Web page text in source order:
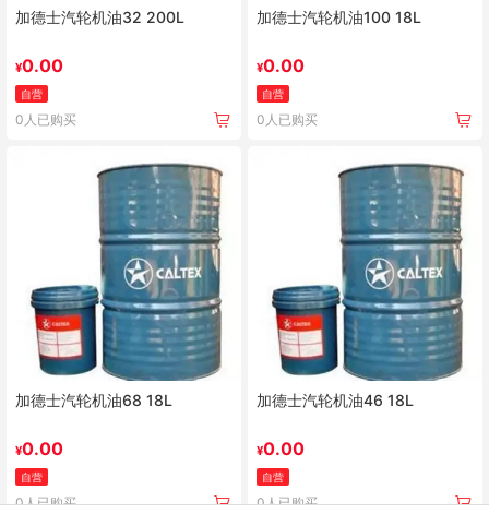
加德士汽轮机油32 200L
¥0.00
自营
0人已购买
加德士汽轮机油100 18L
¥0.00
自营
0人已购买
加德士汽轮机油68 18L
¥0.00
自营
0人已购买
加德士汽轮机油46 18L
¥0.00
自营
0人已购买